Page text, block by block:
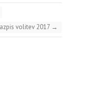
volitev 2017 →